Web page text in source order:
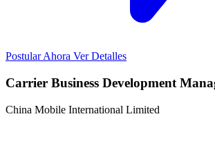
Postular Ahora Ver Detalles
Carrier Business Development
China Mobile International Limited